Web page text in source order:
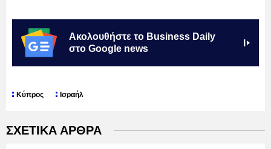
Ακολουθήστε το Business Daily
στο Google news
Κύπρος Ισραήλ
ΣΧΕΤΙΚΑ ΑΡΘΡΑ